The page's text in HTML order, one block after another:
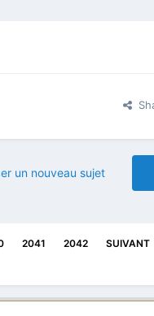
un nouveau sujet
2041 2042 SUIVANT